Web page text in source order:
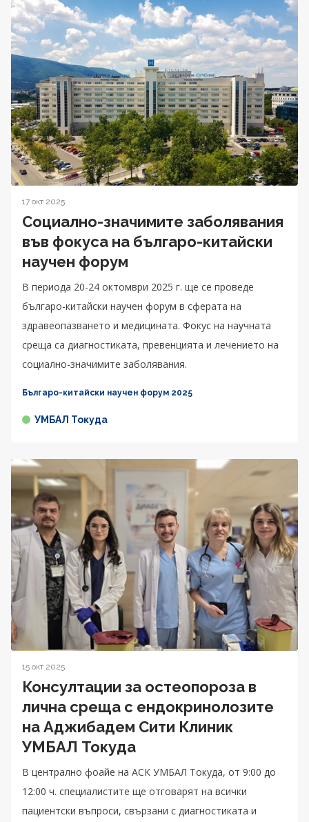
17 окт 2025
Социално-значимите заболявания
във фокуса на българо-китайски
научен форум
В периода 20-24 октомври 2025 г. ще се проведе
българо-китайски научен форум в сферата на
здравеопазването и медицината. Фокус на научната
среща са диагностиката, превенцията и лечението на
социално-значимите заболявания.
Българо-китайски научен форум 2025
УМБАЛ Токуда
15 окт 2025
Консултации за остеопороза в
лична среща с ендокринолозите
на Аджибадем Сити Клиник
УМБАЛ Токуда
В централно фоайе на АСК УМБАЛ Токуда, от 9:00 до
12:00 ч. специалистите ще отговарят на всички
пациентски въпроси, свързани с диагностиката и